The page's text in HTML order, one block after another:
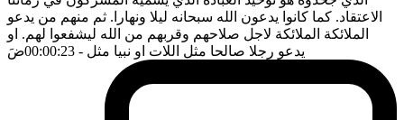
الاعتقاد. كما كانوا يدعون الله سبحانه ليلا ونهارا. ثم منهم من يدعو
الملائكة الملائكة لاجل صلاحهم وقربهم من الله ليشفعوا لهم. او
يدعو رجلا صالحا مثل اللات او نبيا مثل - 00:00:23 ضَ